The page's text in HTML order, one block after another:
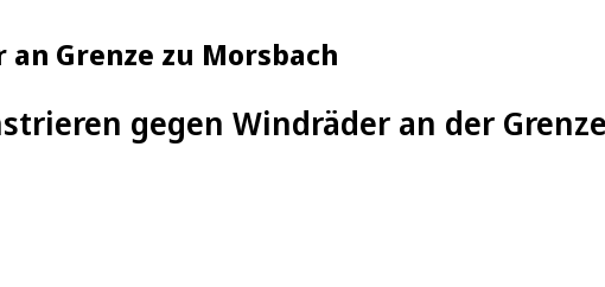
Grenze zu Morsbach
gegen Windräder an der